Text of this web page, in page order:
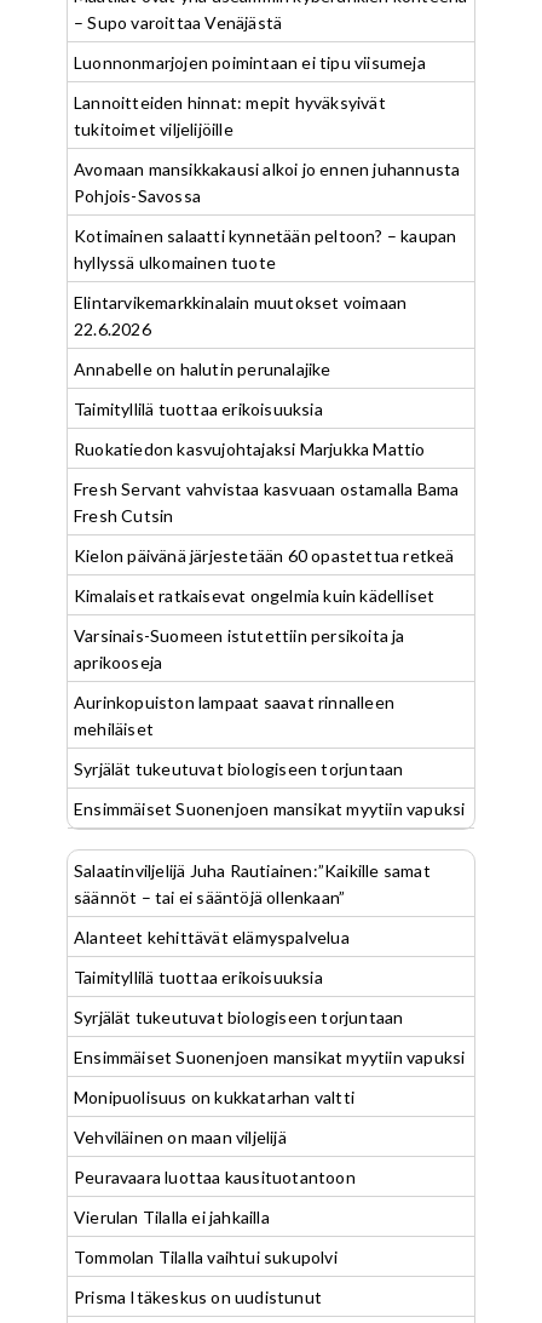
– Supo varoittaa Venäjästä
Luonnonmarjojen poimintaan ei tipu viisumeja
Lannoitteiden hinnat: mepit hyväksyivät
tukitoimet viljelijöille
Avomaan mansikkakausi alkoi jo ennen juhannusta
Pohjois-Savossa
Kotimainen salaatti kynnetään peltoon? – kaupan
hyllyssä ulkomainen tuote
Elintarvikemarkkinalain muutokset voimaan
22.6.2026
Annabelle on halutin perunalajike
Taimityllilä tuottaa erikoisuuksia
Ruokatiedon kasvujohtajaksi Marjukka Mattio
Fresh Servant vahvistaa kasvuaan ostamalla Bama
Fresh Cutsin
Kielon päivänä järjestetään 60 opastettua retkeä
Kimalaiset ratkaisevat ongelmia kuin kädelliset
Varsinais-Suomeen istutettiin persikoita ja
aprikooseja
Aurinkopuiston lampaat saavat rinnalleen
mehiläiset
Syrjälät tukeutuvat biologiseen torjuntaan
Ensimmäiset Suonenjoen mansikat myytiin vapuksi
Salaatinviljelijä Juha Rautiainen:”Kaikille samat
säännöt – tai ei sääntöjä ollenkaan”
Alanteet kehittävät elämyspalvelua
Taimityllilä tuottaa erikoisuuksia
Syrjälät tukeutuvat biologiseen torjuntaan
Ensimmäiset Suonenjoen mansikat myytiin vapuksi
Monipuolisuus on kukkatarhan valtti
Vehviläinen on maan viljelijä
Peuravaara luottaa kausituotantoon
Vierulan Tilalla ei jahkailla
Tommolan Tilalla vaihtui sukupolvi
Prisma Itäkeskus on uudistunut